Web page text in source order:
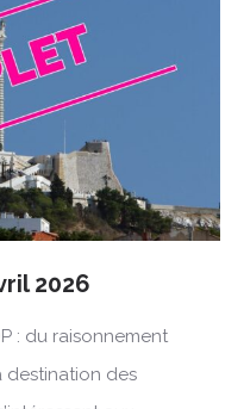
2026
: du raisonnement
destination des